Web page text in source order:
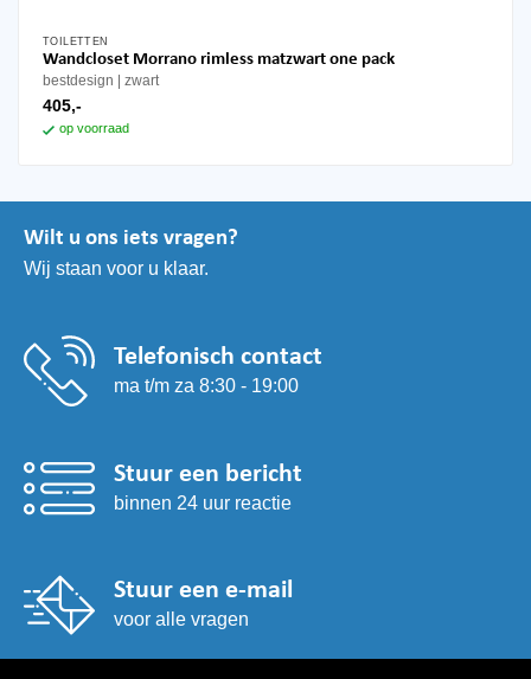
TOILETTEN
Wandcloset Morrano rimless matzwart one pack
bestdesign zwart
405,-
op voorraad
Wilt u ons iets vragen?
Wij staan voor u klaar.
Telefonisch contact
ma t/m za 8:30 - 19:00
Stuur een bericht
binnen 24 uur reactie
Stuur een e-mail
voor alle vragen